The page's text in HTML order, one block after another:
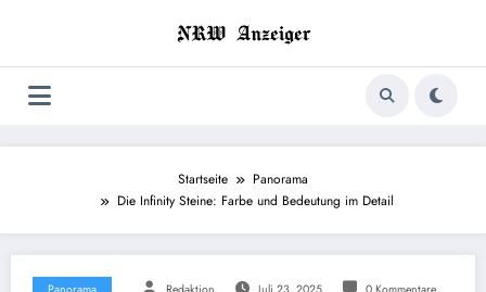
Startseite
Panorama
Die Infinity Steine: Farbe und Bedeutung im Detail
Panorama Redaktion Juli 23, 2025 0 Kommentare